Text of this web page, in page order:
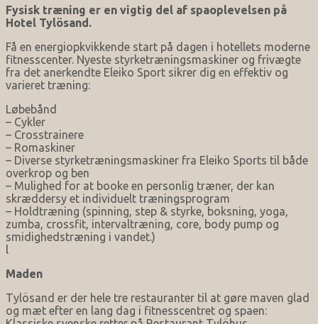
Fysisk træning er en vigtig del af spaoplevelsen på
Hotel Tylösand.
Få en energiopkvikkende start på dagen i hotellets moderne
fitnesscenter. Nyeste styrketræningsmaskiner og frivægte
fra det anerkendte Eleiko Sport sikrer dig en effektiv og
varieret træning:
Løbebånd
– Cykler
– Crosstrainere
– Romaskiner
– Diverse styrketræningsmaskiner fra Eleiko Sports til både
overkrop og ben
– Mulighed for at booke en personlig træner, der kan
skræddersy et individuelt træningsprogram
– Holdtræning (spinning, step & styrke, boksning, yoga,
zumba, crossfit, intervaltræning, core, body pump og
smidighedstræning i vandet.)
l
Maden
Tylösand er der hele tre restauranter til at gøre maven glad
og mæt efter en lang dag i fitnesscentret og spaen: